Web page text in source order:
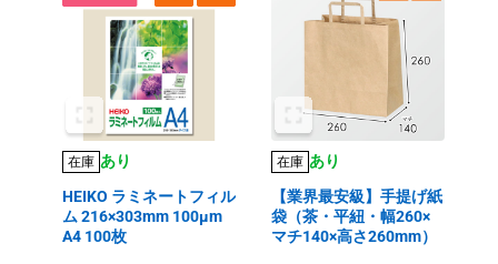
在庫 あり
HEIKO ラミネートフィル
ム 216×303mm 100μm
A4 100枚
在庫 あり
【業界最安級】手提げ紙
袋（茶・平紐・幅260×
マチ140×高さ260mm）